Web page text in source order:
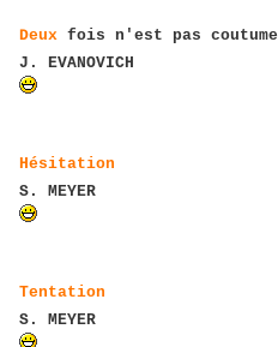
Deux fois n'est pas coutume
J. EVANOVICH
Hésitation
S. MEYER
Tentation
S. MEYER